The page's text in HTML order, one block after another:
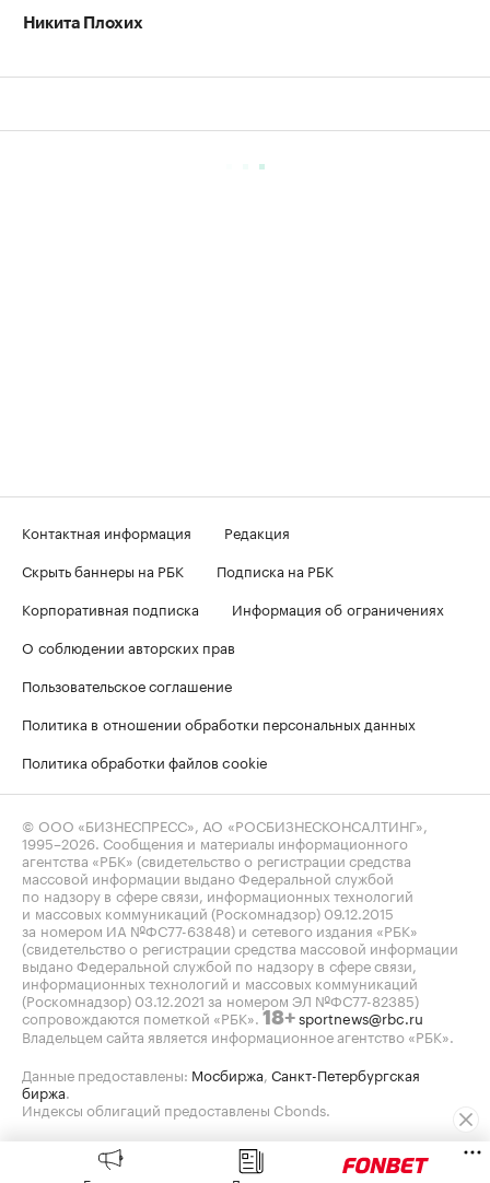
Никита Плохих
Контактная информация
Редакция
Скрыть баннеры на РБК
Подписка на РБК
Корпоративная подписка
Информация об ограничениях
О соблюдении авторских прав
Пользовательское соглашение
Политика в отношении обработки персональных данных
Политика обработки файлов cookie
© ООО «БИЗНЕСПРЕСС», АО «РОСБИЗНЕСКОНСАЛТИНГ»,
1995–2026 . Сообщения и материалы информационного
агентства «РБК» (свидетельство о регистрации средства
массовой информации выдано Федеральной службой
по надзору в сфере связи, информационных технологий
и массовых коммуникаций (Роскомнадзор) 09.12.2015
за номером ИА №ФС77-63848) и сетевого издания «РБК»
(свидетельство о регистрации средства массовой информации
выдано Федеральной службой по надзору в сфере связи,
информационных технологий и массовых коммуникаций
(Роскомнадзор) 03.12.2021 за номером ЭЛ №ФС77-82385)
сопровождаются пометкой «РБК». 18+ sportnews@rbc.ru
Владельцем сайта является информационное агентство «РБК».
Данные предоставлены: Мосбиржа Санкт-Петербургская
биржа
Индексы облигаций предоставлены Cbonds.